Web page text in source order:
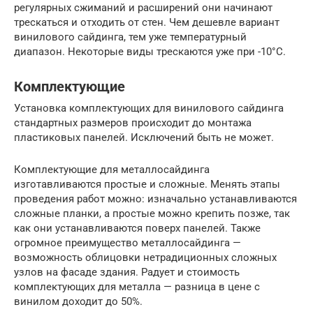
регулярных сжиманий и расширений они начинают
трескаться и отходить от стен. Чем дешевле вариант
винилового сайдинга, тем уже температурный
диапазон. Некоторые виды трескаются уже при -10°C.
Комплектующие
Установка комплектующих для винилового сайдинга
стандартных размеров происходит до монтажа
пластиковых панелей. Исключений быть не может.
Комплектующие для металлосайдинга
изготавливаются простые и сложные. Менять этапы
проведения работ можно: изначально устанавливаются
сложные планки, а простые можно крепить позже, так
как они устанавливаются поверх панелей. Также
огромное преимущество металлосайдинга —
возможность облицовки нетрадиционных сложных
узлов на фасаде здания. Радует и стоимость
комплектующих для металла — разница в цене с
винилом доходит до 50%.